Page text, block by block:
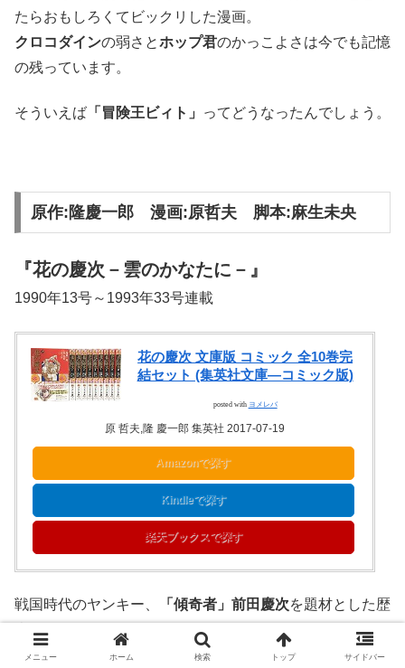
たらおもしろくてビックリした漫画。
クロコダインの弱さとホップ君のかっこよさは今でも記憶
の残っています。
そういえば 「冒険王ビィト」 ってどうなったんでしょう。
原作:隆慶一郎 漫画:原哲夫 脚本:麻生未央
『花の慶次－雲のかなたに－』
1990年13号～1993年33号連載
花の慶次 文庫版 コミック 全10巻完
結セット (集英社文庫―コミック版)
posted with ヨメレバ
原 哲夫,隆 慶一郎 集英社 2017-07-19
Amazonで探す
Kindleで探す
楽天ブックスで探す
戦国時代のヤンキー、 「傾奇者」前田慶次を題材とした歴
史漫画。
これを読むと「戦国時代の最強は間違いなく慶次」という
メニュー ホーム 検索 トップ サイドバー